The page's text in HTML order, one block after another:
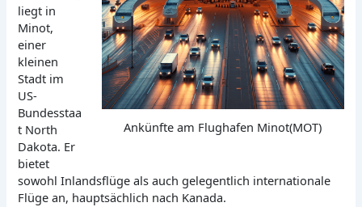
Ankünfte am Flughafen Minot(MOT)
liegt in
Minot,
einer
kleinen
Stadt im
US-
Bundesstaa
t North
Dakota. Er
bietet
sowohl Inlandsflüge als auch gelegentlich internationale
Flüge an, hauptsächlich nach Kanada.